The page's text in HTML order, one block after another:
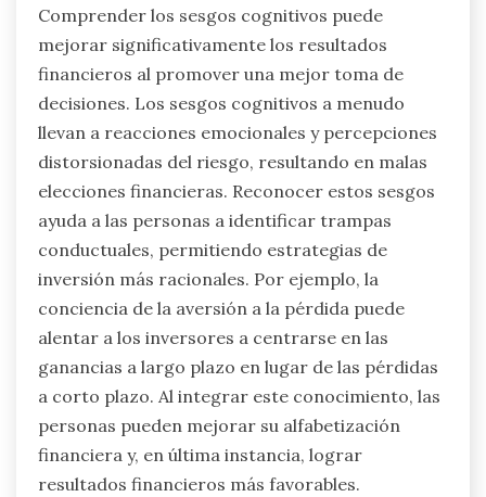
Comprender los sesgos cognitivos puede
mejorar significativamente los resultados
financieros al promover una mejor toma de
decisiones. Los sesgos cognitivos a menudo
llevan a reacciones emocionales y percepciones
distorsionadas del riesgo, resultando en malas
elecciones financieras. Reconocer estos sesgos
ayuda a las personas a identificar trampas
conductuales, permitiendo estrategias de
inversión más racionales. Por ejemplo, la
conciencia de la aversión a la pérdida puede
alentar a los inversores a centrarse en las
ganancias a largo plazo en lugar de las pérdidas
a corto plazo. Al integrar este conocimiento, las
personas pueden mejorar su alfabetización
financiera y, en última instancia, lograr
resultados financieros más favorables.